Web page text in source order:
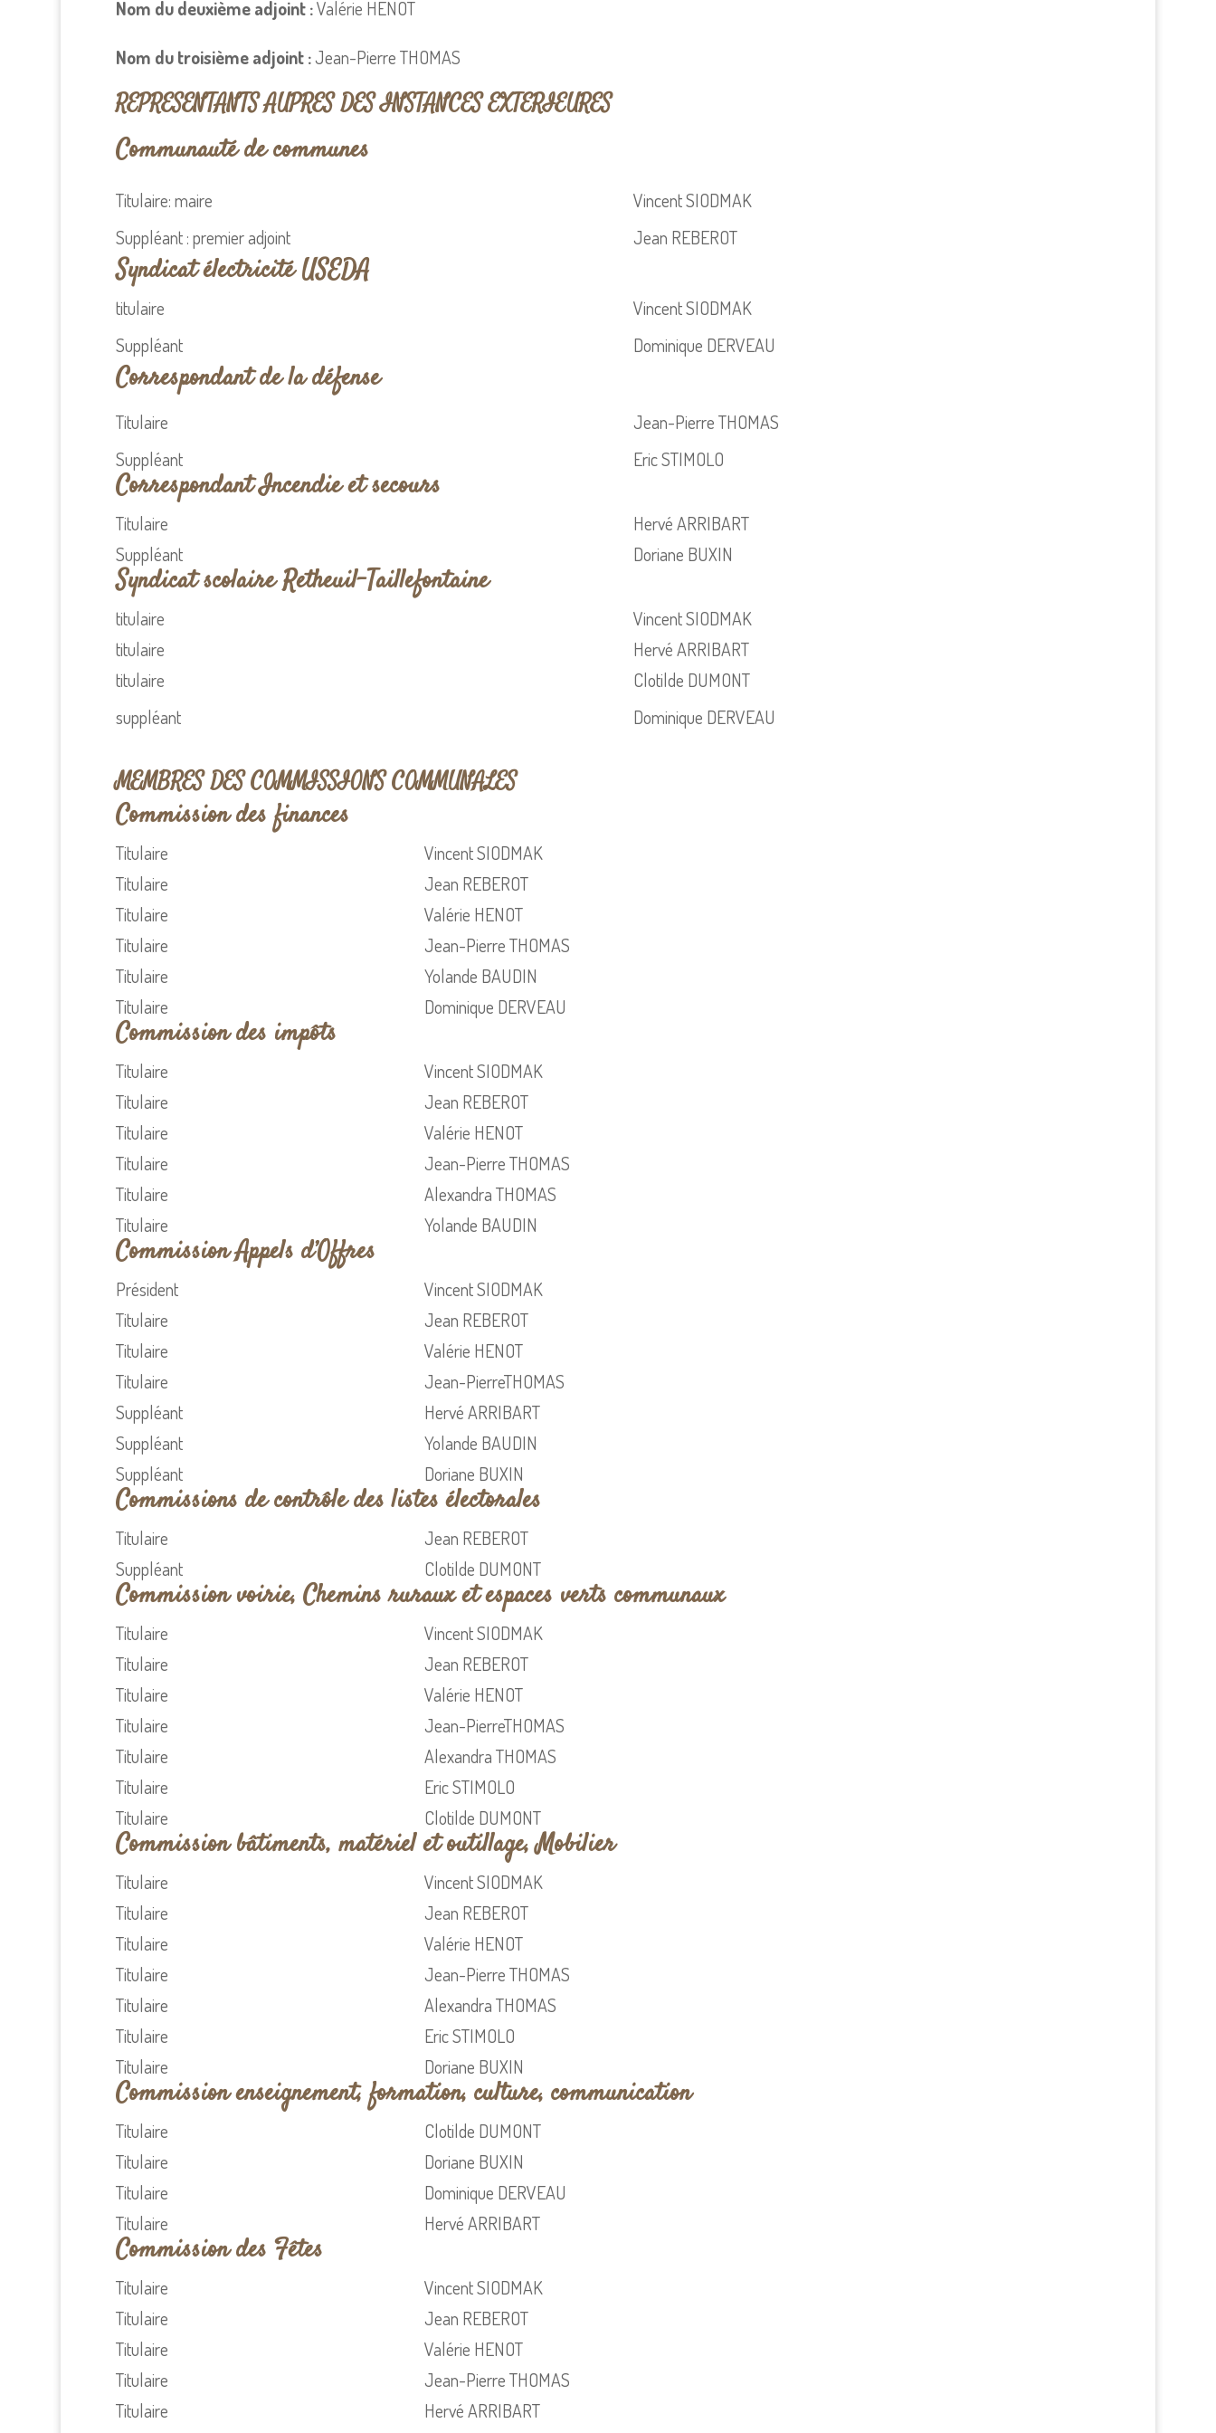
Nom du deuxième adjoint :Valérie HENOT
Nom du troisième adjoint :Jean-Pierre THOMAS
REPRESENTANTS AUPRES DES INSTANCES EXTERIEURES
Communauté de communes
Titulaire: maire
Vincent SIODMAK
Suppléant : premier adjoint
Jean REBEROT
Syndicat électricité USEDA
titulaire
Vincent SIODMAK
Suppléant
Dominique DERVEAU
Correspondant de la défense
Titulaire
Jean-Pierre THOMAS
Suppléant
Eric STIMOLO
Correspondant Incendie et secours
Titulaire
Hervé ARRIBART
Suppléant
Doriane BUXIN
Syndicat scolaire Retheuil-Taillefontaine
titulaire
Vincent SIODMAK
titulaire
Hervé ARRIBART
titulaire
Clotilde DUMONT
suppléant
Dominique DERVEAU
MEMBRES DES COMMISSIONS COMMUNALES
Commission des finances
Titulaire
Vincent SIODMAK
Titulaire
Jean REBEROT
Titulaire
Valérie HENOT
Titulaire
Jean-Pierre THOMAS
Titulaire
Yolande BAUDIN
Titulaire
Dominique DERVEAU
Commission des impôts
Titulaire
Vincent SIODMAK
Titulaire
Jean REBEROT
Titulaire
Valérie HENOT
Titulaire
Jean-Pierre THOMAS
Titulaire
Alexandra THOMAS
Titulaire
Yolande BAUDIN
Commission Appels d’Offres
Président
Vincent SIODMAK
Titulaire
Jean REBEROT
Titulaire
Valérie HENOT
Titulaire
Jean-PierreTHOMAS
Suppléant
Hervé ARRIBART
Suppléant
Yolande BAUDIN
Suppléant
Doriane BUXIN
Commissions de contrôle des listes électorales
Titulaire
Jean REBEROT
Suppléant
Clotilde DUMONT
Commission voirie, Chemins ruraux et espaces verts communaux
Titulaire
Vincent SIODMAK
Titulaire
Jean REBEROT
Titulaire
Valérie HENOT
Titulaire
Jean-PierreTHOMAS
Titulaire
Alexandra THOMAS
Titulaire
Eric STIMOLO
Titulaire
Clotilde DUMONT
Commission bâtiments, matériel et outillage, Mobilier
Titulaire
Vincent SIODMAK
Titulaire
Jean REBEROT
Titulaire
Valérie HENOT
Titulaire
Jean-Pierre THOMAS
Titulaire
Alexandra THOMAS
Titulaire
Eric STIMOLO
Titulaire
Doriane BUXIN
Commission enseignement, formation, culture, communication
Titulaire
Clotilde DUMONT
Titulaire
Doriane BUXIN
Titulaire
Dominique DERVEAU
Titulaire
Hervé ARRIBART
Commission des Fêtes
Titulaire
Vincent SIODMAK
Titulaire
Jean REBEROT
Titulaire
Valérie HENOT
Titulaire
Jean-Pierre THOMAS
Titulaire
Hervé ARRIBART